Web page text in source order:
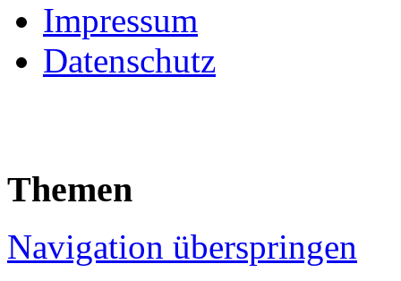
Impressum
Datenschutz
Themen
Navigation überspringen